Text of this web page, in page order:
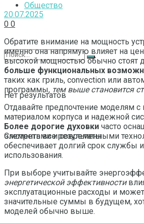
Общество
Нет результатов
Смотреть все результаты
20.07.2025
0 0
Обратите внимание на мощность
именно она напрямую влияет на
высокой мощностью обычно стоят
больше функциональных
таких как гриль, convection или
программы, тем выше становится
Отдавайте предпочтение моделям
материалом корпуса и надежной
Более дорогие духовки часто
элементами и современными
обеспечивает долгий срок службы
использования.
При выборе учитывайте
энергетической эффективности
эксплуатационные расходы и
значительные суммы в будущем,
моделей обычно выше.